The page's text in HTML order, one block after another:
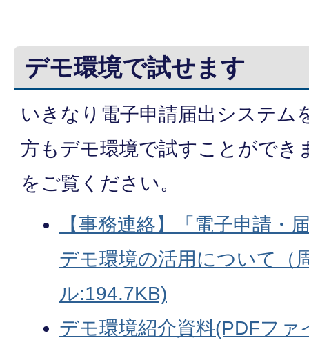
デモ環境で試せます
いきなり電子申請届出システム
方もデモ環境で試すことができ
をご覧ください。
【事務連絡】「電子申請・
デモ環境の活用について（
ル:194.7KB)
デモ環境紹介資料(PDFファ